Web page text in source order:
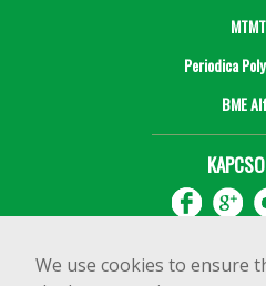
We use cookies to ensure
MTMT
Periodica
BME